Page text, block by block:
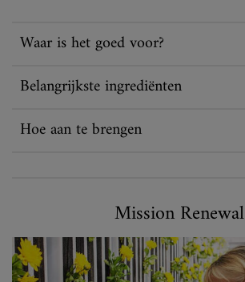
Waar is het goed voor?
Belangrijkste ingrediënten
Hoe aan te brengen
Mission Renewal